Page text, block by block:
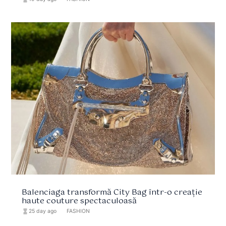
Balenciaga transformă City Bag într-o creație
haute couture spectaculoasă
hourglass_full 25 day ago FASHION